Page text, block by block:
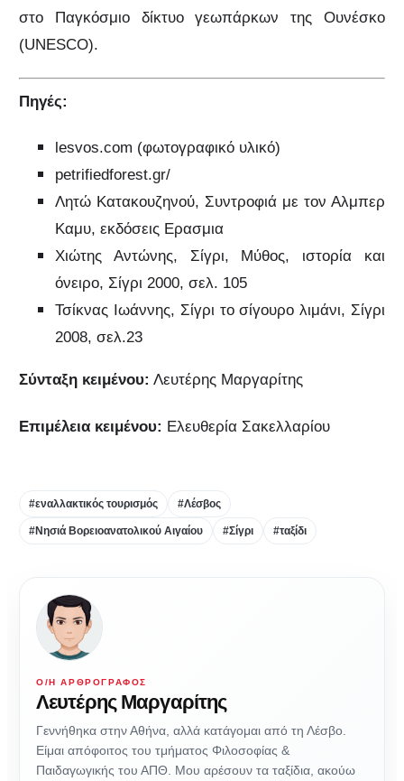
στο Παγκόσμιο δίκτυο γεωπάρκων της Ουνέσκο
(UNESCO).
Πηγές:
lesvos.com (φωτογραφικό υλικό)
petrifiedforest.gr/
Λητώ Κατακουζηνού, Συντροφιά με τον Αλμπερ
Καμυ, εκδόσεις Ερασμια
Χιώτης Αντώνης, Σίγρι, Μύθος, ιστορία και
όνειρο, Σίγρι 2000, σελ. 105
Τσίκνας Ιωάννης, Σίγρι το σίγουρο λιμάνι, Σίγρι
2008, σελ.23
Σύνταξη κειμένου: Λευτέρης Μαργαρίτης
Επιμέλεια κειμένου: Ελευθερία Σακελλαρίου
#εναλλακτικός τουρισμός #Λέσβος
#Νησιά Βορειοανατολικού Αιγαίου #Σίγρι #ταξίδι
Ο/Η ΑΡΘΡΟΓΡΆΦΟΣ
Λευτέρης Μαργαρίτης
Γεννήθηκα στην Αθήνα, αλλά κατάγομαι από τη Λέσβο.
Είμαι απόφοιτος του τμήματος Φιλοσοφίας &
Παιδαγωγικής του ΑΠΘ. Mου αρέσουν τα ταξίδια, ακούω